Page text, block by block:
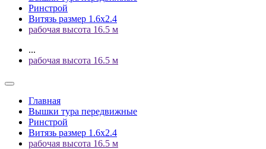
Ринстрой
Витязь размер 1.6x2.4
рабочая высота 16.5 м
...
рабочая высота 16.5 м
Главная
Вышки тура передвижные
Ринстрой
Витязь размер 1.6x2.4
рабочая высота 16.5 м